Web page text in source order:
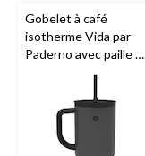
Gobelet à café
isotherme Vida par
Paderno avec paille et
poignée, choix de